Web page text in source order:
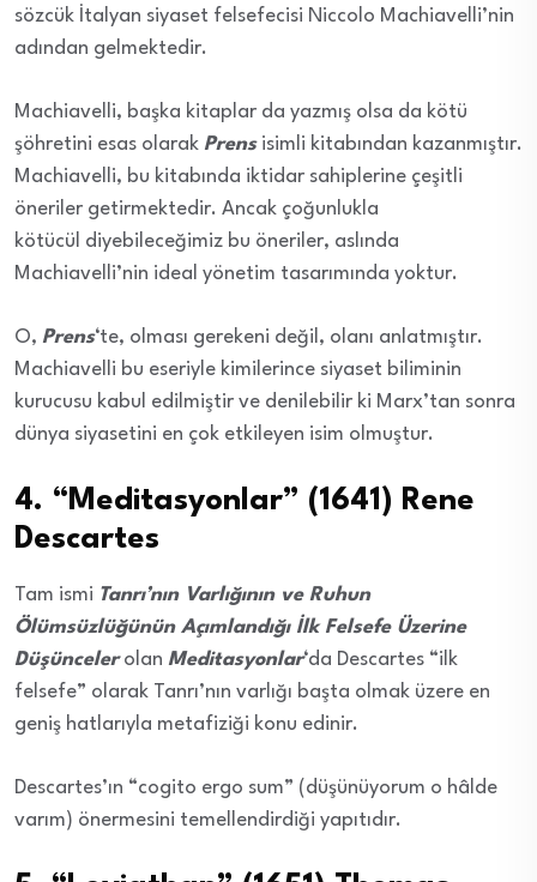
sözcük İtalyan siyaset felsefecisi Niccolo Machiavelli’nin
adından gelmektedir.
Machiavelli, başka kitaplar da yazmış olsa da kötü
şöhretini esas olarak Prensisimli kitabından kazanmıştır.
Machiavelli, bu kitabında iktidar sahiplerine çeşitli
öneriler getirmektedir. Ancak çoğunlukla
kötücül diyebileceğimiz bu öneriler, aslında
Machiavelli’nin ideal yönetim tasarımında yoktur.
O, Prens‘te, olması gerekeni değil, olanı anlatmıştır.
Machiavelli bu eseriyle kimilerince siyaset biliminin
kurucusu kabul edilmiştir ve denilebilir ki Marx’tan sonra
dünya siyasetini en çok etkileyen isim olmuştur.
4. “Meditasyonlar” (1641) Rene
Descartes
Tam ismi Tanrı’nın Varlığının ve Ruhun
Ölümsüzlüğünün Açımlandığı İlk Felsefe Üzerine
Düşünceler olan Meditasyonlar‘da Descartes “ilk
felsefe” olarak Tanrı’nın varlığı başta olmak üzere en
geniş hatlarıyla metafiziği konu edinir.
Descartes’ın “cogito ergo sum” (düşünüyorum o hâlde
varım) önermesini temellendirdiği yapıtıdır.